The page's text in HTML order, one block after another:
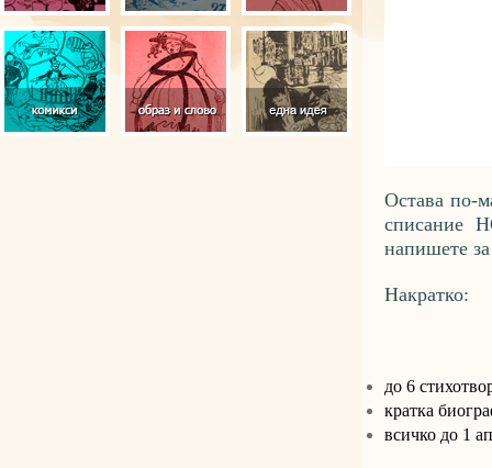
Остава по-
списание
напишете
Накратко:
до 6
кратка
всичко до 1